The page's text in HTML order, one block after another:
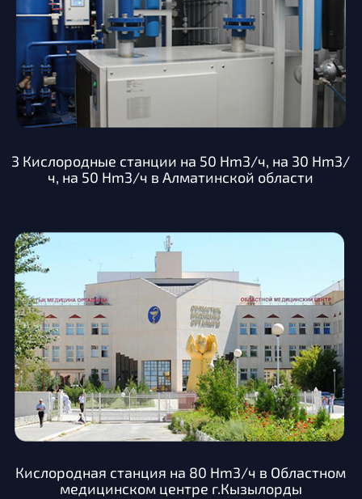
3 Кислородные станции на 50 Hm3/ч, на 30 Hm3/
ч, на 50 Hm3/ч в Алматинской области
Кислородная станция на 80 Hm3/ч в Областном
медицинском центре г.Кызылорды